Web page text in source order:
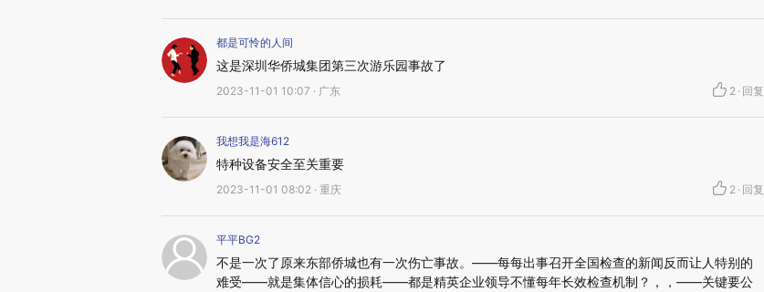
都是可怜的人间
这是深圳华侨城集团第三次游乐园事故了
2023-11-01 10:07 · 广东 2 · 回复
我想我是海612
特种设备安全至关重要
2023-11-01 08:02 · 重庆 2 · 回复
平平BG2
不是一次了原来东部侨城也有一次伤亡事故。——每每出事召开全国检查的新闻反而让人特别的
难受——就是集体信心的损耗——都是精英企业领导不懂每年长效检查机制？，，——关键要公